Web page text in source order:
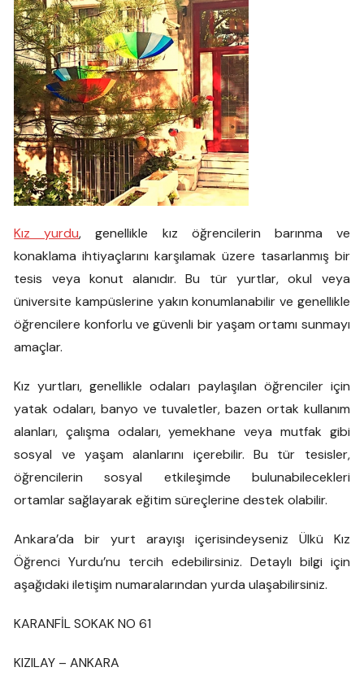
Kız yurdu, genellikle kız öğrencilerin barınma ve
konaklama ihtiyaçlarını karşılamak üzere tasarlanmış bir
tesis veya konut alanıdır. Bu tür yurtlar, okul veya
üniversite kampüslerine yakın konumlanabilir ve genellikle
öğrencilere konforlu ve güvenli bir yaşam ortamı sunmayı
amaçlar.
Kız yurtları, genellikle odaları paylaşılan öğrenciler için
yatak odaları, banyo ve tuvaletler, bazen ortak kullanım
alanları, çalışma odaları, yemekhane veya mutfak gibi
sosyal ve yaşam alanlarını içerebilir. Bu tür tesisler,
öğrencilerin sosyal etkileşimde bulunabilecekleri
ortamlar sağlayarak eğitim süreçlerine destek olabilir.
Ankara’da bir yurt arayışı içerisindeyseniz Ülkü Kız
Öğrenci Yurdu’nu tercih edebilirsiniz. Detaylı bilgi için
aşağıdaki iletişim numaralarından yurda ulaşabilirsiniz.
KARANFİL SOKAK NO 61
KIZILAY – ANKARA